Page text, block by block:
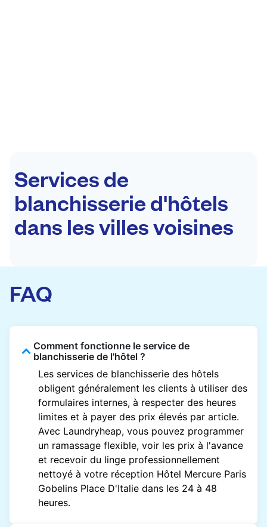
Services de
blanchisserie d'hôtels
dans les villes voisines
FAQ
Comment fonctionne le service de
blanchisserie de l'hôtel ?
Les services de blanchisserie des hôtels
obligent généralement les clients à utiliser des
formulaires internes, à respecter des heures
limites et à payer des prix élevés par article.
Avec Laundryheap, vous pouvez programmer
un ramassage flexible, voir les prix à l'avance
et recevoir du linge professionnellement
nettoyé à votre réception Hôtel Mercure Paris
Gobelins Place D'Italie dans les 24 à 48
heures.